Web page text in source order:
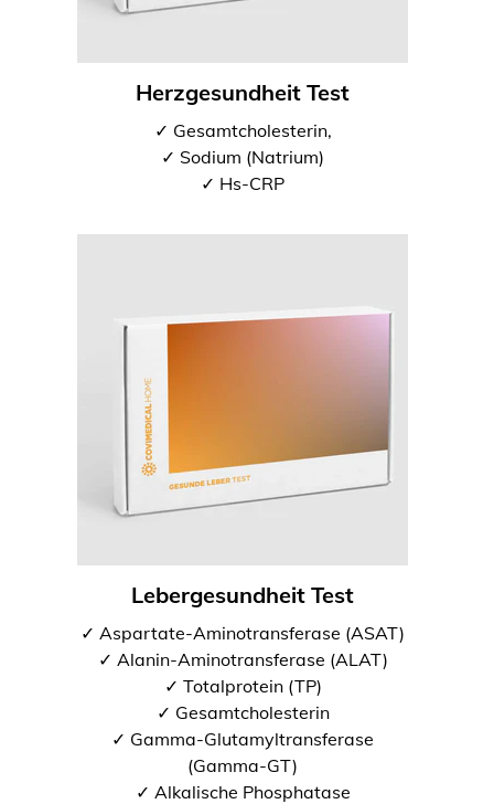
Herzgesundheit Test
✓ Gesamtcholesterin,
✓ Sodium (Natrium)
✓ Hs-CRP
Lebergesundheit Test
✓ Aspartate-Aminotransferase (ASAT)
✓ Alanin-Aminotransferase (ALAT)
✓ Totalprotein (TP)
✓ Gesamtcholesterin
✓ Gamma-Glutamyltransferase
(Gamma-GT)
✓ Alkalische Phosphatase